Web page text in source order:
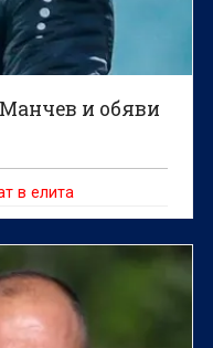
и обяви
в елита